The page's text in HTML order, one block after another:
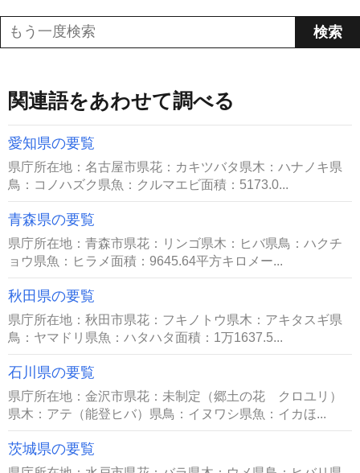
関連語をあわせて調べる
愛知県の要覧
県庁所在地：名古屋市県花：カキツバタ県木：ハナノキ県
鳥：コノハズク県魚：クルマエビ面積：5173.0...
青森県の要覧
県庁所在地：青森市県花：リンゴ県木：ヒバ県鳥：ハクチ
ョウ県魚：ヒラメ面積：9645.64平方キロメー...
秋田県の要覧
県庁所在地：秋田市県花：フキノトウ県木：アキタスギ県
鳥：ヤマドリ県魚：ハタハタ面積：1万1637.5...
石川県の要覧
県庁所在地：金沢市県花：未制定（郷土の花 クロユリ）
県木：アテ（能登ヒバ）県鳥：イヌワシ県魚：イカほ...
茨城県の要覧